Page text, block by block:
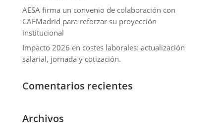
AESA firma un convenio de colaboración con
CAFMadrid para reforzar su proyección
institucional
Impacto 2026 en costes laborales: actualización
salarial, jornada y cotización.
Comentarios recientes
Archivos